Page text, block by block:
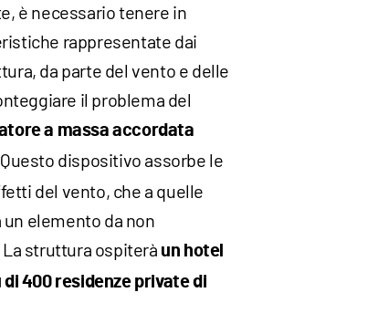
è necessario tenere in
rappresentate dai
da parte del vento e delle
il problema del
a massa accordata
dispositivo assorbe le
del vento, che a quelle
elemento da non
struttura ospiterà un hotel
di 400 residenze private di